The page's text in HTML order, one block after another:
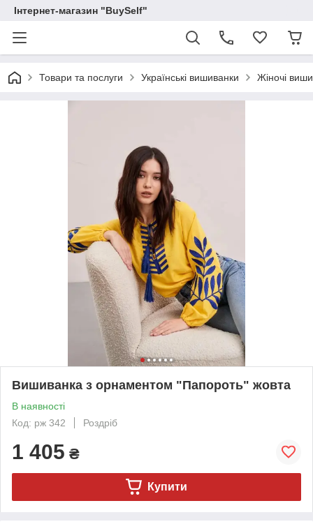
Інтернет-магазин "BuySelf"
Товари та послуги Українські вишиванки Жіночі
Вишиванка з орнаментом "Папороть" жовта
В наявності
Код: рж 342
Роздріб
1 405 ₴
Купити